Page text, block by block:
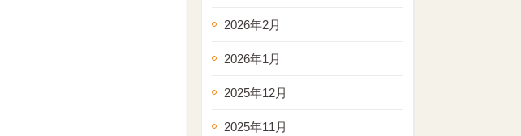
2026年2月
2026年1月
2025年12月
2025年11月